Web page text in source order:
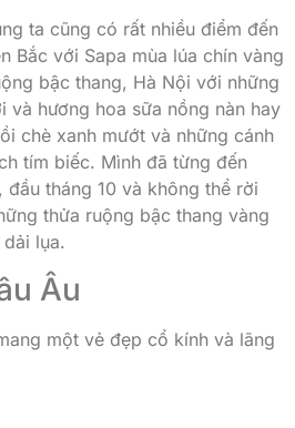
ta cũng có rất nhiều điểm đến
Bắc với Sapa mùa lúa chín vàng
bậc thang, Hà Nội với những
và hương hoa sữa nồng nàn hay
chè xanh mướt và những cánh
tím biếc. Mình đã từng đến
tháng 10 và không thể rời
thửa ruộng bậc thang vàng
lụa.
Âu
một vẻ đẹp cổ kính và lãng